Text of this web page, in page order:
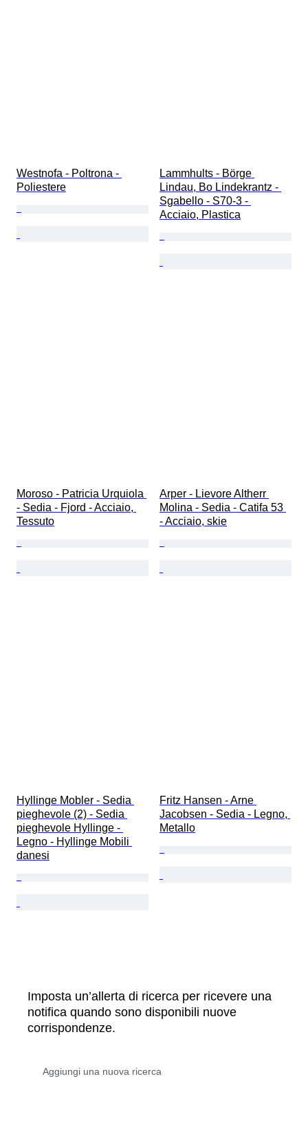
Westnofa - Poltrona -
Poliestere
Lammhults - Börge
Lindau, Bo Lindekrantz -
Sgabello - S70-3 -
Acciaio, Plastica
Moroso - Patricia Urquiola
- Sedia - Fjord - Acciaio,
Tessuto
Arper - Lievore Altherr
Molina - Sedia - Catifa 53
- Acciaio, skie
Hyllinge Mobler - Sedia
pieghevole (2) - Sedia
pieghevole Hyllinge -
Legno - Hyllinge Mobili
danesi
Fritz Hansen - Arne
Jacobsen - Sedia - Legno,
Metallo
Imposta un’allerta di ricerca per ricevere una
notifica quando sono disponibili nuove
corrispondenze.